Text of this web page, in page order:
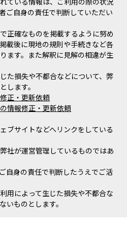
ご自身の責任で判断していただい
正確なものを掲載するように努め
載後に現地の規則や手続きなど各
ます。また解釈に見解の相違が生
た損失や不都合などについて、弊
します。
正・更新依頼
情報修正・更新依頼
ブサイトなどへリンクをしている
社が運営管理しているものではあ
自身の責任で判断したうえでご活
用によって生じた損失や不都合な
いものとします。